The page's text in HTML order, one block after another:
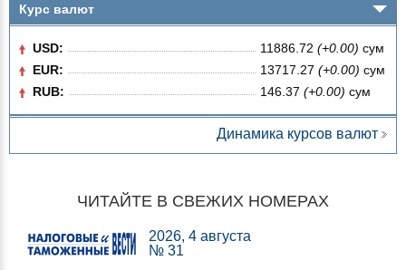
Курс валют
USD: 11886.72 (+0.00) сум
EUR:
13717.27 (+0.00) сум
RUB:
146.37 (+0.00) сум
Динамика курсов валют
ЧИТАЙТЕ В СВЕЖИХ НОМЕРАХ
2026, 4 августа
№ 31